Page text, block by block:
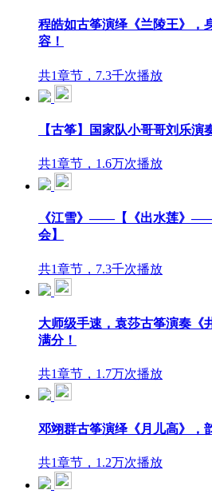
程皓如古筝演绎《兰陵王》，
容！
共1章节，7.3千次播放
【古筝】国家队小哥哥刘乐演
共1章节，1.6万次播放
《江雪》——【《出水莲》
会】
共1章节，7.3千次播放
大师级手速，袁莎古筝演奏《
满分！
共1章节，1.7万次播放
邓翊群古筝演绎《月儿高》，
共1章节，1.2万次播放